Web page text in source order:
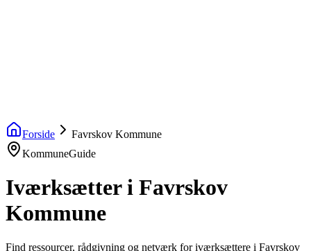
Forside
Favrskov Kommune
KommuneGuide
Iværksætter i Favrskov
Kommune
Find ressourcer, rådgivning og netværk for iværksættere i Favrskov